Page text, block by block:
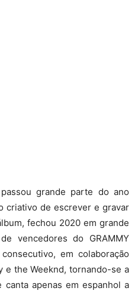
grande parte do ano
criativo de escrever e gravar
fechou 2020 em grande
vencedores do GRAMMY
em colaboração
e the Weeknd, tornando-se a
apenas em espanhol a